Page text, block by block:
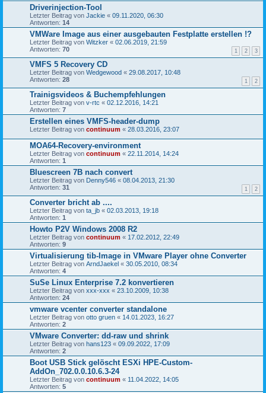
Driverinjection-Tool
Letzter Beitrag von Jackie « 09.11.2020, 06:30
Antworten: 14
VMWare Image aus einer ausgebauten Festplatte erstellen !?
Letzter Beitrag von Witzker « 02.06.2019, 21:59
Antworten: 70 1 2 3
VMFS 5 Recovery CD
Letzter Beitrag von Wedgewood « 29.08.2017, 10:48
Antworten: 28 1 2
Trainigsvideos & Buchempfehlungen
Letzter Beitrag von v-rtc « 02.12.2016, 14:21
Antworten: 7
Erstellen eines VMFS-header-dump
Letzter Beitrag von continuum « 28.03.2016, 23:07
MOA64-Recovery-environment
Letzter Beitrag von continuum « 22.11.2014, 14:24
Antworten: 1
Bluescreen 7B nach convert
Letzter Beitrag von Denny546 « 08.04.2013, 21:30
Antworten: 31 1 2
Converter bricht ab ....
Letzter Beitrag von ta_jb « 02.03.2013, 19:18
Antworten: 1
Howto P2V Windows 2008 R2
Letzter Beitrag von continuum « 17.02.2012, 22:49
Antworten: 9
Virtualisierung tib-Image in VMware Player ohne Converter
Letzter Beitrag von ArndJaekel « 30.05.2010, 08:34
Antworten: 4
SuSe Linux Enterprise 7.2 konvertieren
Letzter Beitrag von xxx-xxx « 23.10.2009, 10:38
Antworten: 24
vmware vcenter converter standalone
Letzter Beitrag von otto gruen « 14.01.2023, 16:27
Antworten: 2
VMware Converter: dd-raw und shrink
Letzter Beitrag von hans123 « 09.09.2022, 17:09
Antworten: 2
Boot USB Stick gelöscht ESXi HPE-Custom-
AddOn_702.0.0.10.6.3-24
Letzter Beitrag von continuum « 11.04.2022, 14:05
Antworten: 5